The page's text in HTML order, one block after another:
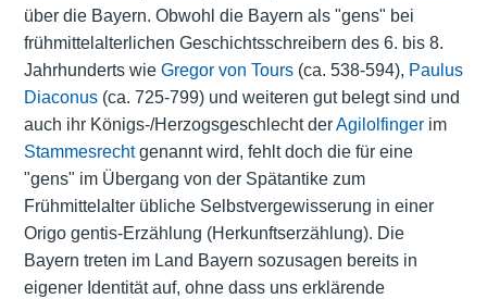
über die Bayern. Obwohl die Bayern als "gens" bei
frühmittelalterlichen Geschichtsschreibern des 6. bis 8.
Jahrhunderts wie Gregor von Tours(ca. 538-594), Paulus
Diaconus(ca. 725-799) und weiteren gut belegt sind und
auch ihr Königs-/Herzogsgeschlecht derAgilolfingerim
Stammesrechtgenannt wird, fehlt doch die für eine
"gens" im Übergang von der Spätantike zum
Frühmittelalter übliche Selbstvergewisserung in einer
Origo gentis-Erzählung (Herkunftserzählung). Die
Bayern treten im Land Bayern sozusagen bereits in
eigener Identität auf, ohne dass uns erklärende